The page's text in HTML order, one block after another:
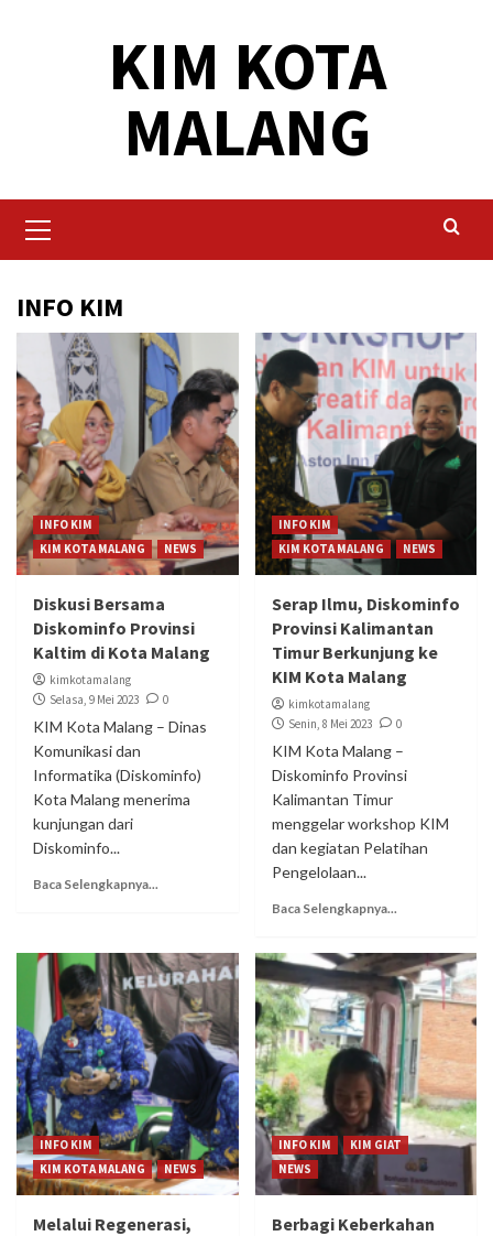
KIM KOTA
MALANG
Menu
INFO KIM
INFO KIM
KIM KOTA MALANG
NEWS
Diskusi Bersama
Diskominfo Provinsi
Kaltim di Kota Malang
kimkotamalang
Selasa, 9 Mei 2023
0
KIM Kota Malang – Dinas
Komunikasi dan
Informatika (Diskominfo)
Kota Malang menerima
kunjungan dari
Diskominfo...
Baca Selengkapnya...
INFO KIM
KIM KOTA MALANG
NEWS
Serap Ilmu, Diskominfo
Provinsi Kalimantan
Timur Berkunjung ke
KIM Kota Malang
kimkotamalang
Senin, 8 Mei 2023
0
KIM Kota Malang –
Diskominfo Provinsi
Kalimantan Timur
menggelar workshop KIM
dan kegiatan Pelatihan
Pengelolaan...
Baca Selengkapnya...
INFO KIM
KIM KOTA MALANG
NEWS
Melalui Regenerasi,
INFO KIM
KIM GIAT
NEWS
Berbagi Keberkahan